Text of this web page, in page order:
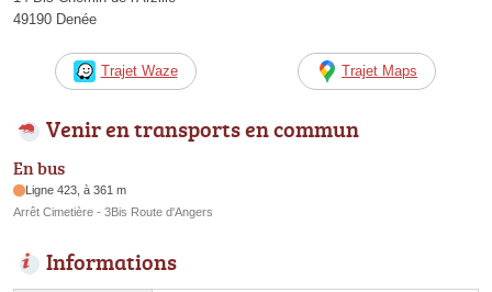
49190 Denée
Trajet Waze Trajet Maps
Venir en transports en commun
En bus
Ligne 423, à 361 m
Arrêt Cimetière - 3Bis Route d'Angers
Informations